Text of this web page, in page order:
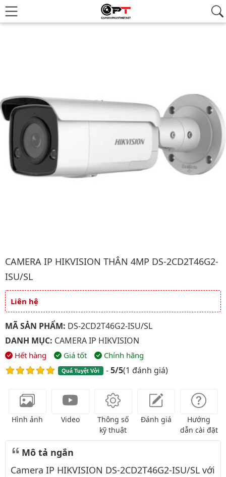
Hình ảnh đại diện của sản phẩm Camera IP HIKVISION Thân
CAMERA IP HIKVISION THÂN 4MP DS-2CD2T46G2-
ISU/SL
Giá và khuyến mãi
Liên hệ
MÃ SẢN PHẨM: DS-2CD2T46G2-ISU/SL
DANH MỤC: CAMERA IP HIKVISION
Hết hàng Giá tốt Chính hãng
Quá Tuyệt Vời -5/5(1 đánh giá)
Hình ảnh Video
Thông số
kỹ thuật
Đánh giá
Hướng
dẫn cài đặt
Mô tả ngắn
Camera IP HIKVISION DS-2CD2T46G2-ISU/SL với